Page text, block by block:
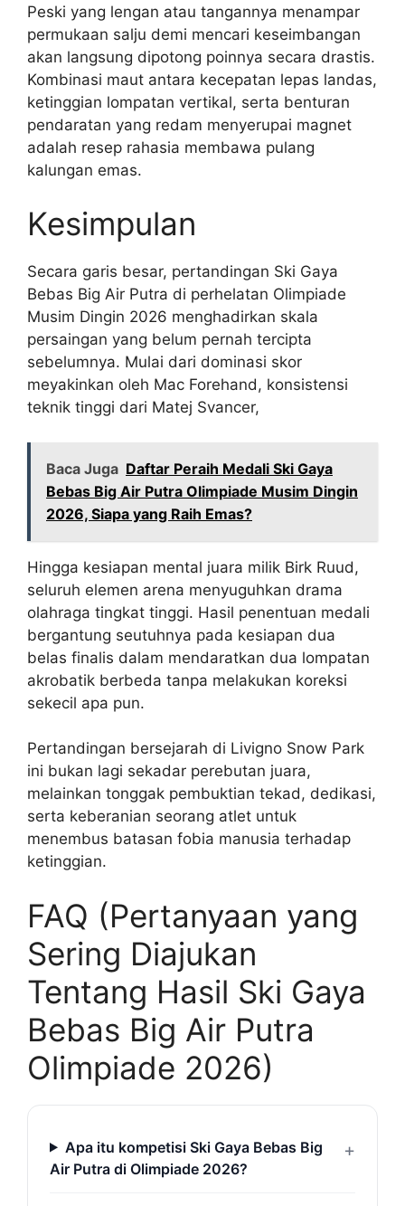
Peski yang lengan atau tangannya menampar
permukaan salju demi mencari keseimbangan
akan langsung dipotong poinnya secara drastis.
Kombinasi maut antara kecepatan lepas landas,
ketinggian lompatan vertikal, serta benturan
pendaratan yang redam menyerupai magnet
adalah resep rahasia membawa pulang
kalungan emas.
Kesimpulan
Secara garis besar, pertandingan Ski Gaya
Bebas Big Air Putra di perhelatan Olimpiade
Musim Dingin 2026 menghadirkan skala
persaingan yang belum pernah tercipta
sebelumnya. Mulai dari dominasi skor
meyakinkan oleh Mac Forehand, konsistensi
teknik tinggi dari Matej Svancer,
Baca Juga Daftar Peraih Medali Ski Gaya
Bebas Big Air Putra Olimpiade Musim Dingin
2026, Siapa yang Raih Emas?
Hingga kesiapan mental juara milik Birk Ruud,
seluruh elemen arena menyuguhkan drama
olahraga tingkat tinggi. Hasil penentuan medali
bergantung seutuhnya pada kesiapan dua
belas finalis dalam mendaratkan dua lompatan
akrobatik berbeda tanpa melakukan koreksi
sekecil apa pun.
Pertandingan bersejarah di Livigno Snow Park
ini bukan lagi sekadar perebutan juara,
melainkan tonggak pembuktian tekad, dedikasi,
serta keberanian seorang atlet untuk
menembus batasan fobia manusia terhadap
ketinggian.
FAQ (Pertanyaan yang
Sering Diajukan
Tentang Hasil Ski Gaya
Bebas Big Air Putra
Olimpiade 2026)
Apa itu kompetisi Ski Gaya Bebas Big
Air Putra di Olimpiade 2026?